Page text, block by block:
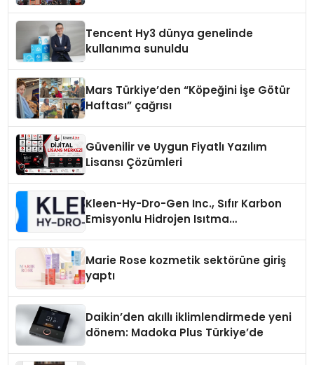
Tencent Hy3 dünya genelinde
kullanıma sunuldu
Mars Türkiye’den “Köpeğini İşe Götür
Haftası” çağrısı
Güvenilir ve Uygun Fiyatlı Yazılım
Lisansı Çözümleri
Kleen-Hy-Dro-Gen Inc., Sıfır Karbon
Emisyonlu Hidrojen Isıtma
Marie Rose kozmetik sektörüne giriş
yaptı
Daikin’den akıllı iklimlendirmede yeni
dönem: Madoka Plus Türkiye’de